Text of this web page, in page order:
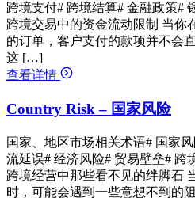
跨境支付# 跨境结算# 金融政策#
跨境交易中的资金流动限制 当你
的订单，客户支付的款项并不会
这 […]
查看详情
Country Risk – 国家风险
国家、地区市场相关术语# 国家
流延误# 经济风险# 贸易壁垒# 跨
跨境经营中那些看不见的绊脚石
时，可能会遇到一些意想不到的